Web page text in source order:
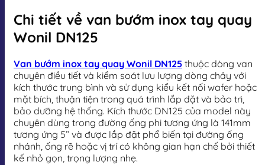
Chi tiết về van bướm inox tay quay
Wonil DN125
Van bướm inox tay quay Wonil DN125 thuộc dòng van
chuyên điều tiết và kiểm soát lưu lượng dòng chảy với
kích thước trung bình và sử dụng kiểu kết nối wafer hoặc
mặt bích, thuận tiện trong quá trình lắp đặt và bảo trì,
bảo dưỡng hệ thống. Kích thước DN125 của model này
chuyên dùng trong đường ống phi tương ứng là 141mm
tương ứng 5’’ và được lắp đặt phổ biến tại đường ống
nhánh, ống rẽ hoặc vị trí có không gian hạn chế bởi thiết
kế nhỏ gọn, trọng lượng nhẹ.